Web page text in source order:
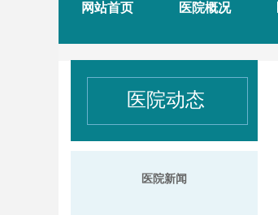
网站首页 医院概况
医院动态
医院新闻